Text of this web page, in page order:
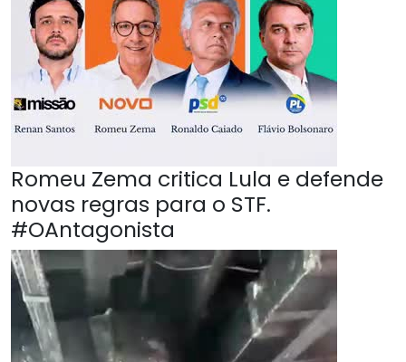
Romeu Zema critica Lula e defende
novas regras para o STF.
#OAntagonista